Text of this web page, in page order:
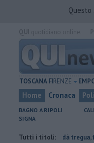
TOSCANA FIRENZE
Home Cronaca
BAGNO A RIPOLI
SIGNA
Tutti i titoli:
caldo non dà tregua, fine